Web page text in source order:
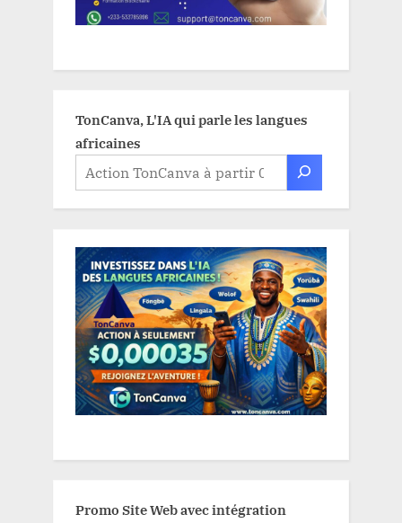
TonCanva, L'IA qui parle les langues
africaines
Promo Site Web avec intégration